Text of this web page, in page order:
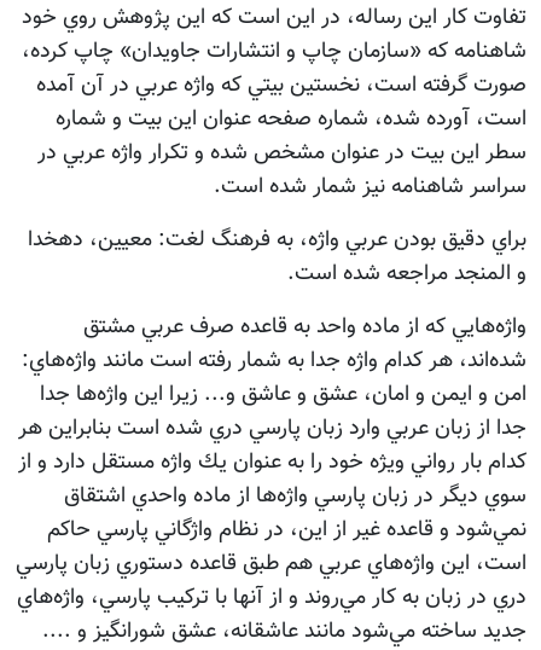
تفاوت كار این رساله، در اين است كه اين پژوهش روي خود
شاهنامه كه «سازمان چاپ و انتشارات جاويدان» چاپ كرده،
صورت گرفته است، نخستين بيتي كه واژه عربي در آن آمده
است، آورده شده، شماره صفحه عنوان اين بيت و شماره
سطر اين بيت در عنوان مشخص شده و تكرار واژه عربي در
سراسر شاهنامه نيز شمار شده است.
براي دقيق بودن عربي واژه، به فرهنگ لغت: معيين، دهخدا
و المنجد مراجعه شده است.
واژه‌هايي كه از ماده واحد به قاعده صرف عربي مشتق
شده‌اند، هر كدام واژه جدا به شمار رفته است مانند واژه‌هاي:
امن و ايمن و امان، عشق و عاشق و... زيرا اين واژه‌ها جدا
جدا از زبان عربي وارد زبان پارسي دري شده است بنابراين هر
كدام بار رواني ويژه خود را به عنوان يك واژه مستقل دارد و از
سوي ديگر در زبان پارسي واژه‌ها از ماده واحدي اشتقاق
نمي‌شود و قاعده غير از اين، در نظام واژگاني پارسي حاكم
است، اين واژه‌هاي عربي هم طبق قاعده دستوري زبان پارسي
دري در زبان به كار مي‌روند و از آنها با تركيب پارسي، واژه‌هاي
جديد ساخته مي‌شود مانند عاشقانه، عشق شورانگيز و ....